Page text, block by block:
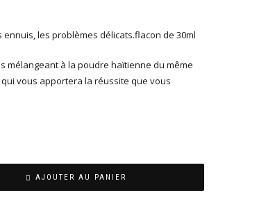
les problèmes délicats.flacon de 30ml
mélangeant à la poudre haïtienne du même
vous apportera la réussite que vous
AJOUTER AU PANIER